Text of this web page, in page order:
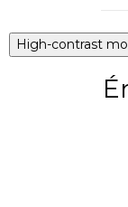
High-contrast